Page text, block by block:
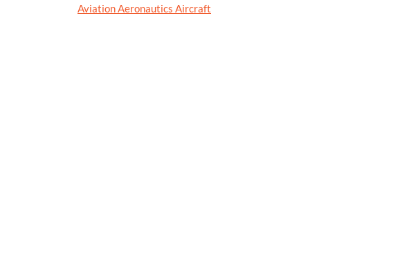
Aviation Aeronautics Aircraft